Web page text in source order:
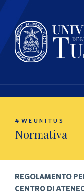
#WEUNITUS
Normativa
REGOLAMENTO
CENTRO DI